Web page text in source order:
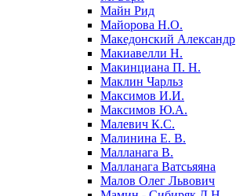
Майн Рид
Майорова Н.О.
Македонский Александр
Макиавелли Н.
Макинциана П. Н.
Маклин Чарльз
Максимов И.И.
Максимов Ю.А.
Малевич К.С.
Малинина Е. В.
Малланага В.
Малланага Ватсьяяна
Малов Олег Львович